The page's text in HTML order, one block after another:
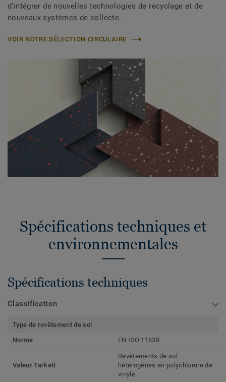
d’intégrer de nouvelles technologies de recyclage et de
nouveaux systèmes de collecte.
VOIR NOTRE SÉLECTION CIRCULAIRE
Spécifications techniques et
environnementales
Spécifications techniques
Classification
Type de revêtement de sol
Norme
EN ISO 11638
Valeur Tarkett
Revêtements de sol
hétérogènes en polychlorure de
vinyle